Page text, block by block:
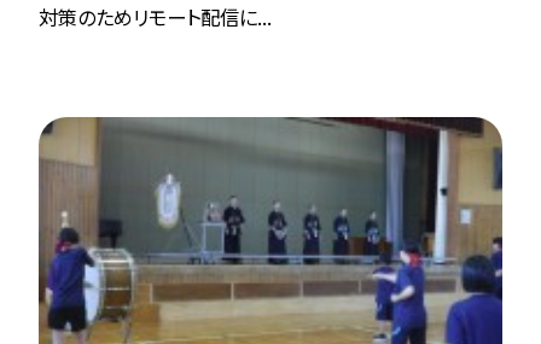
対策のためリモート配信に...